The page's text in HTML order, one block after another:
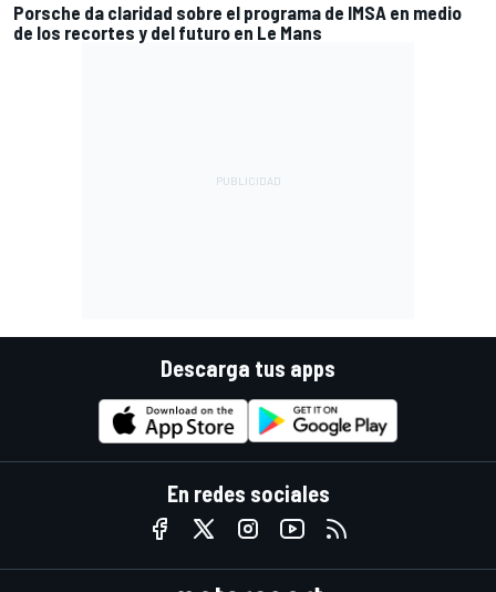
Porsche da claridad sobre el programa de IMSA en medio
de los recortes y del futuro en Le Mans
Descarga tus apps
En redes sociales